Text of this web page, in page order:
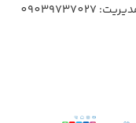
09039737027